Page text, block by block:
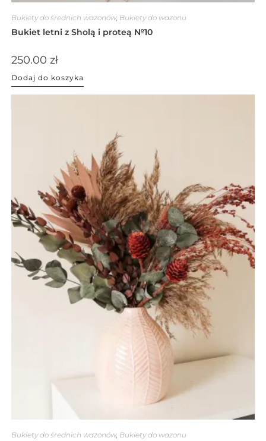
Bukiety do średnich wazonów, Bukiety do wazonu
Bukiet letni z Sholą i proteą №10
250.00 zł
Dodaj do koszyka
Bukiety do średnich wazonów, Bukiety do wazonu